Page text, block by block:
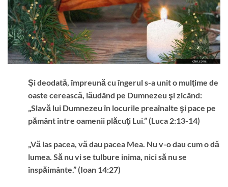
Şi deodată, împreună cu îngerul s-a unit o mulţime de
oaste cerească, lăudând pe Dumnezeu şi zicând:
„Slavă lui Dumnezeu în locurile preaînalte şi pace pe
pământ între oamenii plăcuţi Lui.” (Luca 2:13-14)
„Vă las pacea, vă dau pacea Mea. Nu v-o dau cum o dă
lumea. Să nu vi se tulbure inima, nici să nu se
înspăimânte.” (Ioan 14:27)